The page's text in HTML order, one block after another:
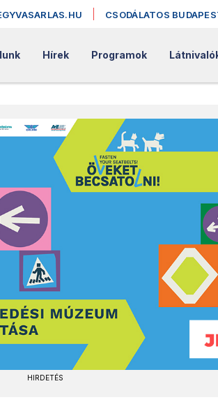
CSODÁLATOS
Hírek Programok
HIRDETÉS